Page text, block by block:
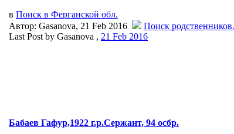
в Поиск в Ферганской обл.
Автор: Gasanova, 21 Feb 2016
Поиск родственников.
Last Post by Gasanova , 21 Feb 2016
Бабаев Гафур,1922 г.р.Сержант, 94 осбр.